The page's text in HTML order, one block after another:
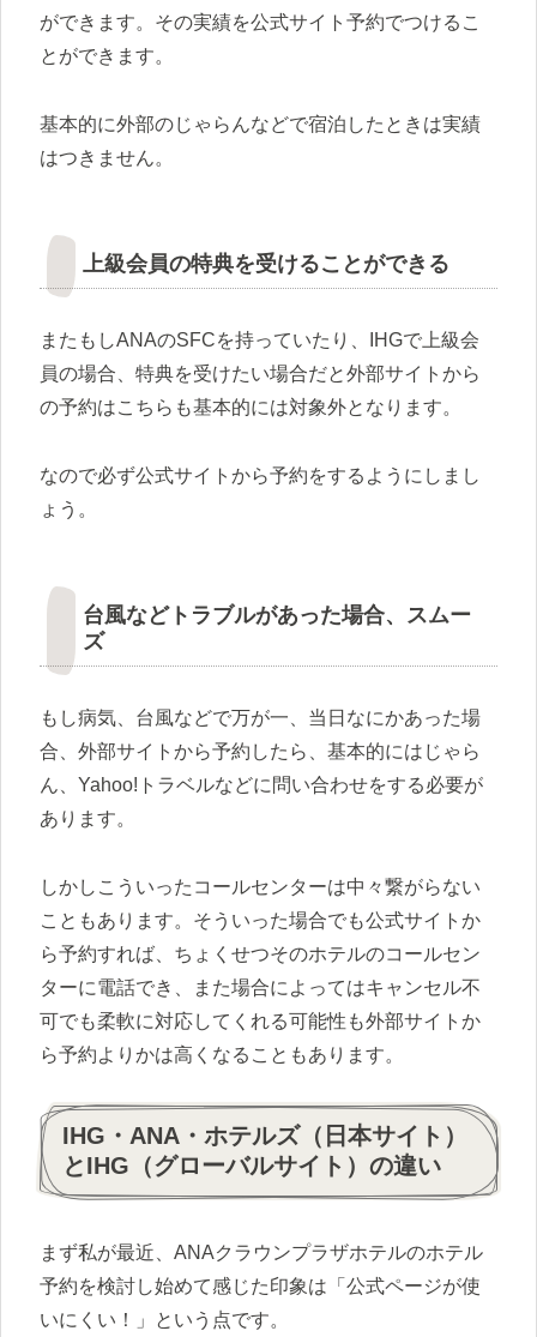
ができます。その実績を公式サイト予約でつけるこ
とができます。
基本的に外部のじゃらんなどで宿泊したときは実績
はつきません。
上級会員の特典を受けることができる
またもしANAのSFCを持っていたり、IHGで上級会
員の場合、特典を受けたい場合だと外部サイトから
の予約はこちらも基本的には対象外となります。
なので必ず公式サイトから予約をするようにしまし
ょう。
台風などトラブルがあった場合、スムー
ズ
もし病気、台風などで万が一、当日なにかあった場
合、外部サイトから予約したら、基本的にはじゃら
ん、Yahoo!トラベルなどに問い合わせをする必要が
あります。
しかしこういったコールセンターは中々繋がらない
こともあります。そういった場合でも公式サイトか
ら予約すれば、ちょくせつそのホテルのコールセン
ターに電話でき、また場合によってはキャンセル不
可でも柔軟に対応してくれる可能性も外部サイトか
ら予約よりかは高くなることもあります。
IHG・ANA・ホテルズ（日本サイト）
とIHG（グローバルサイト）の違い
まず私が最近、ANAクラウンプラザホテルのホテル
予約を検討し始めて感じた印象は「公式ページが使
いにくい！」という点です。